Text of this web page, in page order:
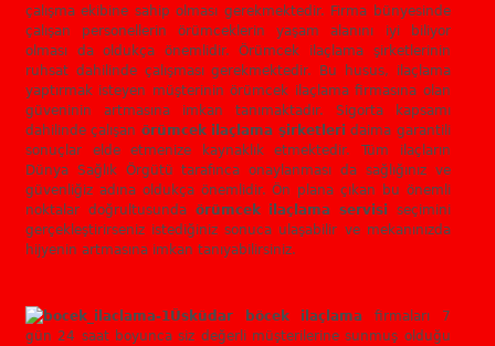
çalışma ekibine sahip olması gerekmektedir. Firma bünyesinde
çalışan personellerin örümceklerin yaşam alanını iyi biliyor
olması da oldukça önemlidir. Örümcek ilaçlama şirketlerinin
ruhsat dahilinde çalışması gerekmektedir. Bu husus, ilaçlama
yaptırmak isteyen müşterinin örümcek ilaçlama firmasına olan
güveninin artmasına imkan tanımaktadır. Sigorta kapsamı
dahilinde çalışan örümcek ilaçlama şirketleridaima garantili
sonuçlar elde etmenize kaynaklık etmektedir. Tüm ilaçların
Dünya Sağlık Örgütü tarafınca onaylanması da sağlığınız ve
güvenliğiz adına oldukça önemlidir. Ön plana çıkan bu önemli
noktalar doğrultusunda örümcek ilaçlama servisi seçimini
gerçekleştirirseniz istediğiniz sonuca ulaşabilir ve mekanınızda
hijyenin artmasına imkan tanıyabilirsiniz.
Üsküdar böcek ilaçlama firmaları 7
gün 24 saat boyunca siz değerli müşterilerine sunmuş olduğu